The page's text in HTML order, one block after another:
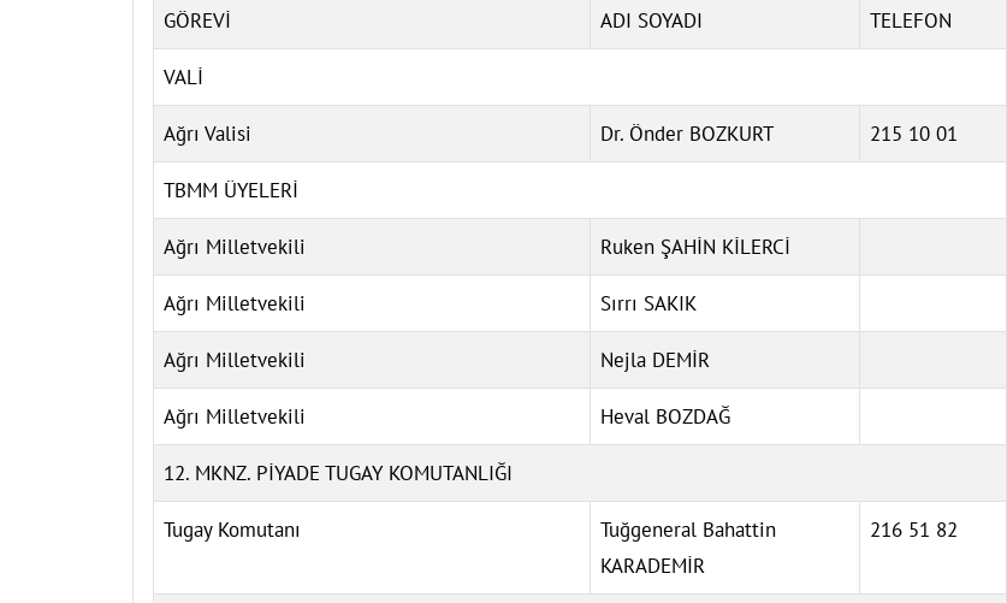
GÖREVİ ADI SOYADI TELEFON
VALİ
Ağrı Valisi Dr. Önder BOZKURT 215 10 01
TBMM ÜYELERİ
Ağrı Milletvekili Ruken ŞAHİN KİLERCİ
Ağrı Milletvekili Sırrı SAKIK
Ağrı Milletvekili Nejla DEMİR
Ağrı Milletvekili Heval BOZDAĞ
12. MKNZ. PİYADE TUGAY KOMUTANLIĞI
Tugay Komutanı
Tuğgeneral Bahattin
KARADEMİR
216 51 82